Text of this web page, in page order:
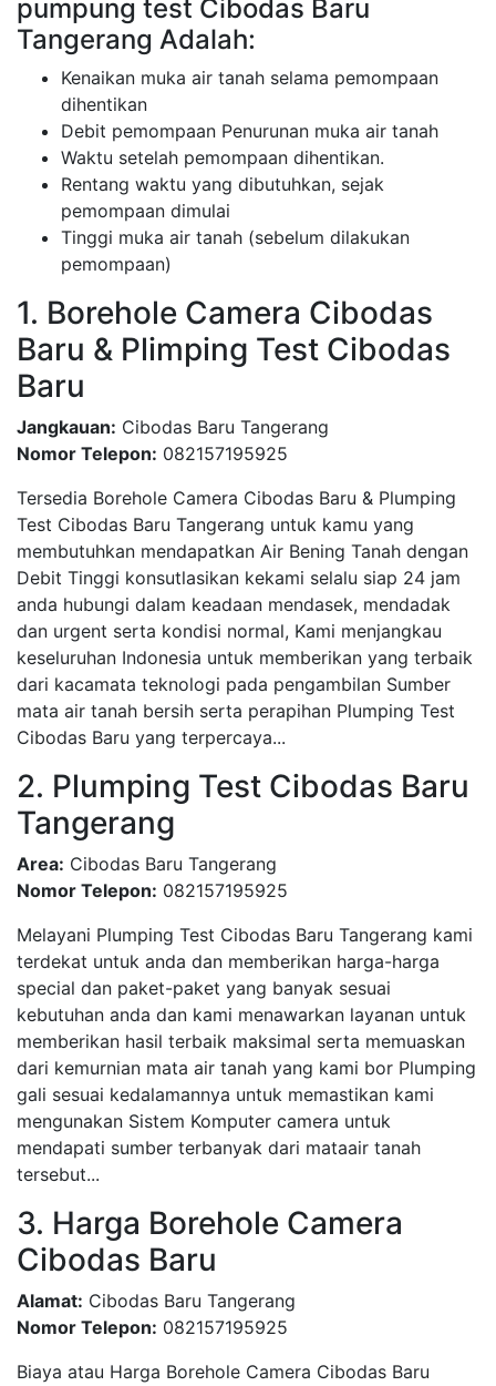
pumpung test Cibodas Baru
Tangerang Adalah:
Kenaikan muka air tanah selama pemompaan
dihentikan
Debit pemompaan Penurunan muka air tanah
Waktu setelah pemompaan dihentikan.
Rentang waktu yang dibutuhkan, sejak
pemompaan dimulai
Tinggi muka air tanah (sebelum dilakukan
pemompaan)
1. Borehole Camera Cibodas
Baru & Plimping Test Cibodas
Baru
Jangkauan: Cibodas Baru Tangerang
Nomor Telepon: 082157195925
Tersedia Borehole Camera Cibodas Baru & Plumping
Test Cibodas Baru Tangerang untuk kamu yang
membutuhkan mendapatkan Air Bening Tanah dengan
Debit Tinggi konsutlasikan kekami selalu siap 24 jam
anda hubungi dalam keadaan mendasek, mendadak
dan urgent serta kondisi normal, Kami menjangkau
keseluruhan Indonesia untuk memberikan yang terbaik
dari kacamata teknologi pada pengambilan Sumber
mata air tanah bersih serta perapihan Plumping Test
Cibodas Baru yang terpercaya...
2. Plumping Test Cibodas Baru
Tangerang
Area: Cibodas Baru Tangerang
Nomor Telepon: 082157195925
Melayani Plumping Test Cibodas Baru Tangerang kami
terdekat untuk anda dan memberikan harga-harga
special dan paket-paket yang banyak sesuai
kebutuhan anda dan kami menawarkan layanan untuk
memberikan hasil terbaik maksimal serta memuaskan
dari kemurnian mata air tanah yang kami bor Plumping
gali sesuai kedalamannya untuk memastikan kami
mengunakan Sistem Komputer camera untuk
mendapati sumber terbanyak dari mataair tanah
tersebut...
3. Harga Borehole Camera
Cibodas Baru
Alamat: Cibodas Baru Tangerang
Nomor Telepon: 082157195925
Biaya atau Harga Borehole Camera Cibodas Baru